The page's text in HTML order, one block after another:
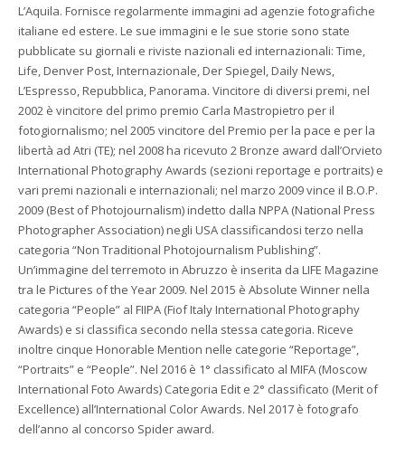
L’Aquila. Fornisce regolarmente immagini ad agenzie fotografiche
italiane ed estere. Le sue immagini e le sue storie sono state
pubblicate su giornali e riviste nazionali ed internazionali: Time,
Life, Denver Post, Internazionale, Der Spiegel, Daily News,
L’Espresso, Repubblica, Panorama. Vincitore di diversi premi, nel
2002 è vincitore del primo premio Carla Mastropietro per il
fotogiornalismo; nel 2005 vincitore del Premio per la pace e per la
libertà ad Atri (TE); nel 2008 ha ricevuto 2 Bronze award dall’Orvieto
International Photography Awards (sezioni reportage e portraits) e
vari premi nazionali e internazionali; nel marzo 2009 vince il B.O.P.
2009 (Best of Photojournalism) indetto dalla NPPA (National Press
Photographer Association) negli USA classificandosi terzo nella
categoria “Non Traditional Photojournalism Publishing”.
Un’immagine del terremoto in Abruzzo è inserita da LIFE Magazine
tra le Pictures of the Year 2009. Nel 2015 è Absolute Winner nella
categoria “People” al FIIPA (Fiof Italy International Photography
Awards) e si classifica secondo nella stessa categoria. Riceve
inoltre cinque Honorable Mention nelle categorie “Reportage”,
“Portraits” e “People”. Nel 2016 è 1° classificato al MIFA (Moscow
International Foto Awards) Categoria Edit e 2° classificato (Merit of
Excellence) all’International Color Awards. Nel 2017 è fotografo
dell’anno al concorso Spider award.